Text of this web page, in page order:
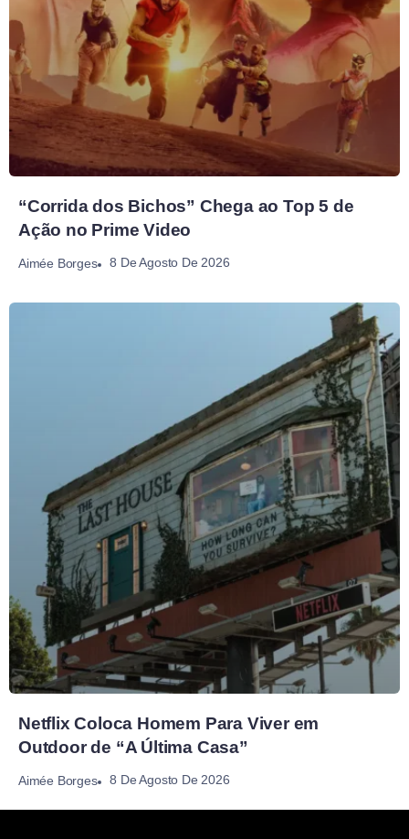
“Corrida dos Bichos” Chega ao Top 5 de
Ação no Prime Video
Aimée Borges 8 De Agosto De 2026
Netflix Coloca Homem Para Viver em
Outdoor de “A Última Casa”
Aimée Borges 8 De Agosto De 2026